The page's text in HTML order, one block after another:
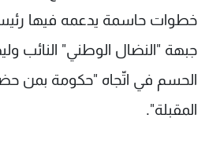
خطوات حاسمة يدعمه فيها
جبهة "النضال الوطني" النائب
الحسم في اتّجاه "حكومة بمن
المقبلة".